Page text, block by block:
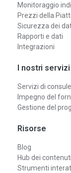
Monitoraggio
Prezzi della
Sicurezza dei
Rapporti e dati
Integrazioni
I nostri servizi
Servizi di
Impegno del
Gestione del
Risorse
Blog
Hub dei contenuti
Strumenti